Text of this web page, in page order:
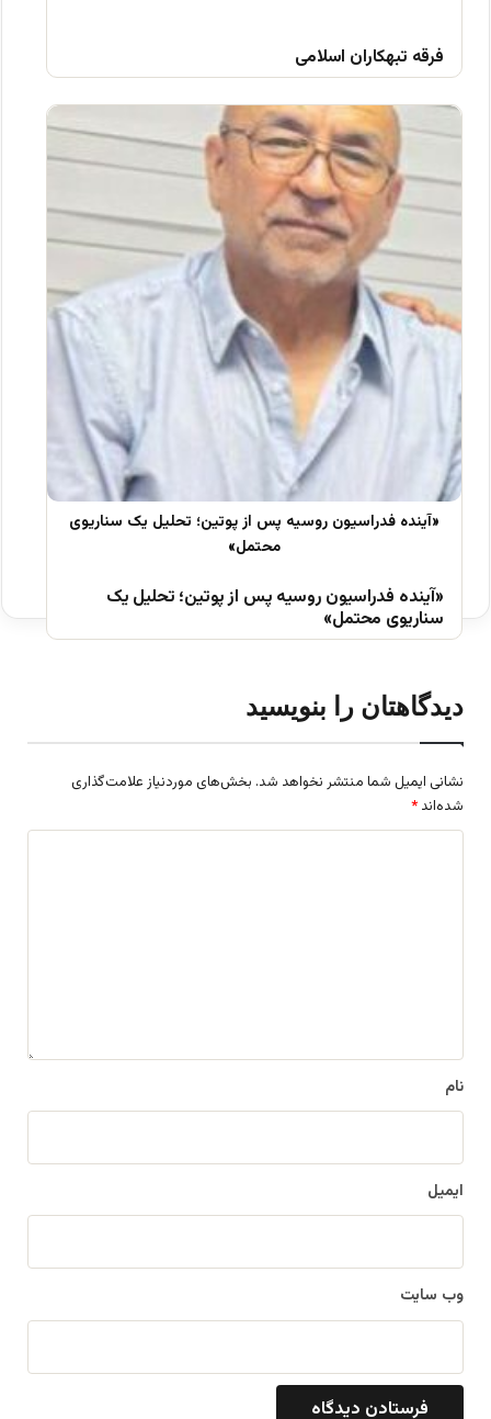
فرقه تبهکاران اسلامی
«آینده فدراسیون روسیه پس از پوتین؛ تحلیل یک
سناریوی محتمل»
دیدگاهتان را بنویسید
نشانی ایمیل شما منتشر نخواهد شد. بخش‌های موردنیاز علامت‌گذاری
شده‌اند *
نام
ایمیل
وب‌ سایت